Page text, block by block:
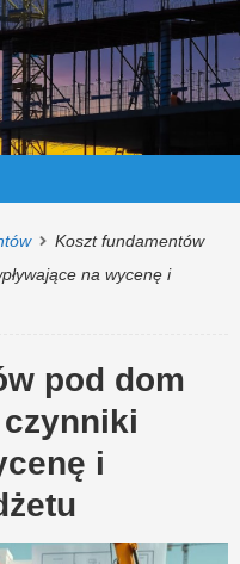
Koszt fundamentów
na wycenę i
pod dom
czynniki
i